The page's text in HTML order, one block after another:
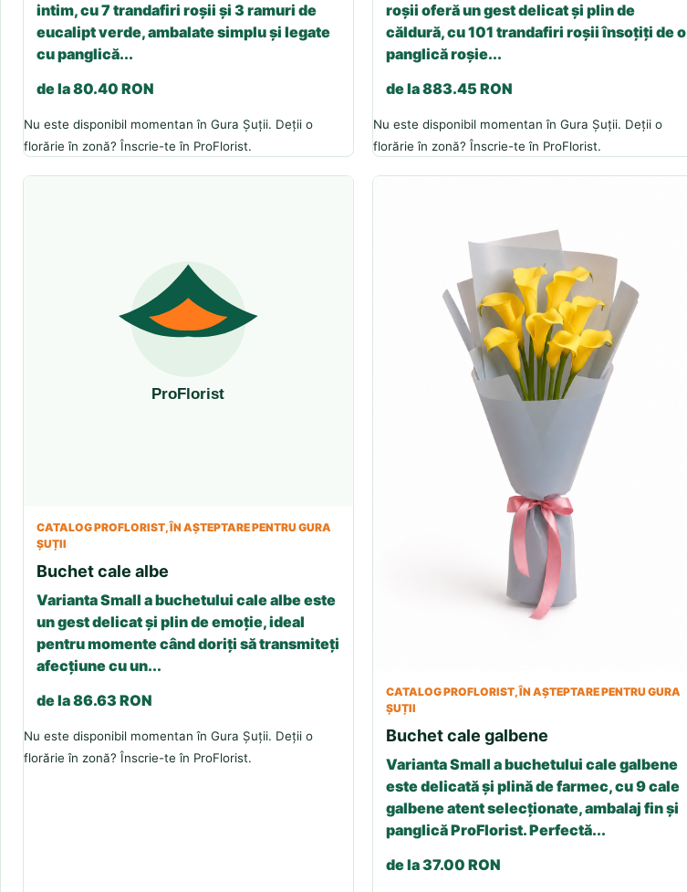
intim, cu 7 trandafiri roșii și 3 ramuri de
eucalipt verde, ambalate simplu și legate
cu panglică...
de la 80.40 RON
Nu este disponibil momentan în Gura Șuții. Deții o
florărie în zonă? Înscrie-te în ProFlorist.
roșii oferă un gest delicat și plin de
căldură, cu 101 trandafiri roșii însoțiți de o
panglică roșie...
de la 883.45 RON
Nu este disponibil momentan în Gura Șuții. Deții o
florărie în zonă? Înscrie-te în ProFlorist.
CATALOG PROFLORIST, ÎN AȘTEPTARE PENTRU GURA
ȘUȚII
Buchet cale albe
Varianta Small a buchetului cale albe este
un gest delicat și plin de emoție, ideal
pentru momente când doriți să transmiteți
afecțiune cu un...
de la 86.63 RON
Nu este disponibil momentan în Gura Șuții. Deții o
florărie în zonă? Înscrie-te în ProFlorist.
CATALOG PROFLORIST, ÎN AȘTEPTARE PENTRU GURA
ȘUȚII
Buchet cale galbene
Varianta Small a buchetului cale galbene
este delicată și plină de farmec, cu 9 cale
galbene atent selecționate, ambalaj fin și
panglică ProFlorist. Perfectă...
de la 37.00 RON